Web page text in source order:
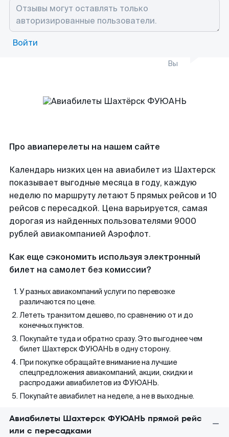
Войти
Вы
Про авиаперелеты на нашем сайте
Календарь низких цен на авиабилет из Шахтерск
показывает выгодные месяца в году, каждую
неделю по маршруту летают 5 прямых рейсов и 10
рейсов с пересадкой. Цена варьируется, самая
дорогая из найденных пользователями 9000
рублей авиакомпанией Аэрофлот.
Как еще сэкономить используя электронный
билет на самолет без комиссии?
У разных авиакомпаний услуги по перевозке
различаются по цене.
Лететь транзитом дешево, по сравнению от и до
конечных пунктов.
Покупайте туда и обратно сразу. Это выгоднее чем
билет Шахтерск ФУЮАНЬ в одну сторону.
При покупке обращайте внимание на лучшие
спецпредложения авиакомпаний, акции, скидки и
распродажи авиабилетов из ФУЮАНЬ.
Покупайте авиабилет на неделе, а не в выходные.
Авиабилеты Шахтерск ФУЮАНЬ прямой рейс
или с пересадками